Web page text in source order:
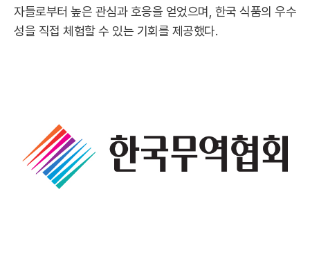
자들로부터 높은 관심과 호응을 얻었으며, 한국 식품의 우수
성을 직접 체험할 수 있는 기회를 제공했다.